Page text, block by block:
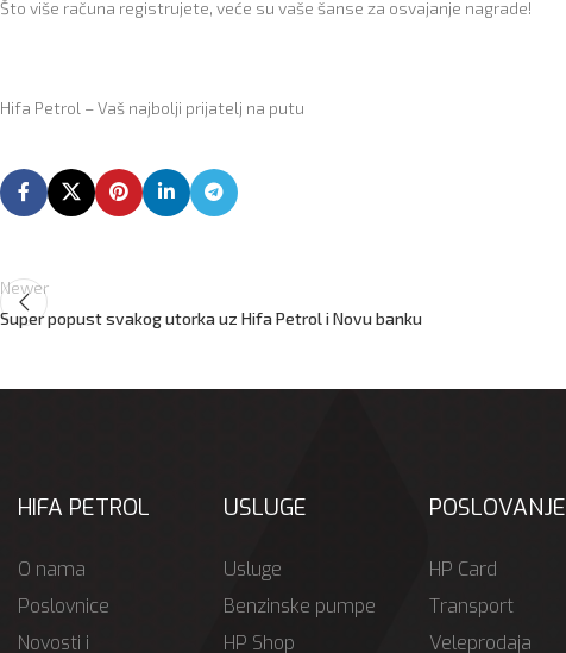
Što više računa registrujete, veće su vaše šanse za osvajanje nagrade!
Hifa Petrol – Vaš najbolji prijatelj na putu
Newer
Super popust svakog utorka uz Hifa Petrol i Novu banku
HIFA PETROL
O nama
Poslovnice
Novosti i
USLUGE
Usluge
Benzinske pumpe
HP Shop
POSLOVANJE
HP Card
Transport
Veleprodaja